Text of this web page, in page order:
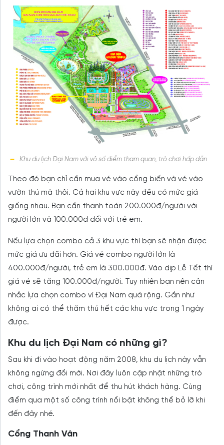
Khu du lịch Đại Nam với vô số điểm tham quan, trò chơi hấp dẫn
Theo đó bạn chỉ cần mua vé vào cổng biến và vé vào
vườn thú mà thôi. Cả hai khu vực này đều có mức giá
giống nhau. Bạn cần thanh toán 200.000đ/người với
người lớn và 100.000đ đối với trẻ em.
Nếu lựa chọn combo cả 3 khu vực thì bạn sẽ nhận được
mức giá ưu đãi hơn. Giá vé combo người lớn là
400.000đ/người, trẻ em là 300.000đ. Vào dịp Lễ Tết thì
giá vé sẽ tăng 100.000đ/người. Tuy nhiên bạn nên cân
nhắc lựa chọn combo vì Đại Nam quá rộng. Gần như
không ai có thể thăm thú hết các khu vực trong 1 ngày
được.
Khu du lịch Đại Nam có những gì?
Sau khi đi vào hoạt động năm 2008, khu du lịch này vẫn
không ngừng đổi mới. Nơi đây luôn cập nhật những trò
chơi, công trình mới nhất để thu hút khách hàng. Cùng
điểm qua một số công trình nổi bật không thể bỏ lỡ khi
đến đây nhé.
Cổng Thanh Vân